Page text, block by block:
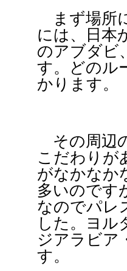
まず場所
には、日本
のアブダビ
す。どのル
かります。
その周辺
こだわりが
がなかなか
多いのです
なのでパレ
した。ヨル
ジアラビア
す。